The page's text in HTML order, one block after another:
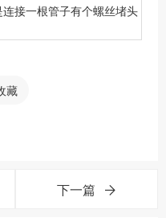
接一根管子有个螺丝堵头
藏
下一篇